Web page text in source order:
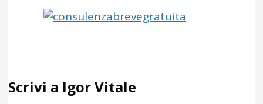
Scrivi a Igor Vitale